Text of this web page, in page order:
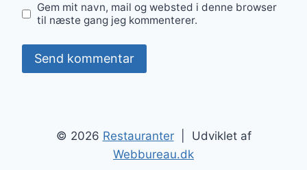
Gem mit navn, mail og websted i denne browser
til næste gang jeg kommenterer.
© 2026 Restauranter| Udviklet af
Webbureau.dk